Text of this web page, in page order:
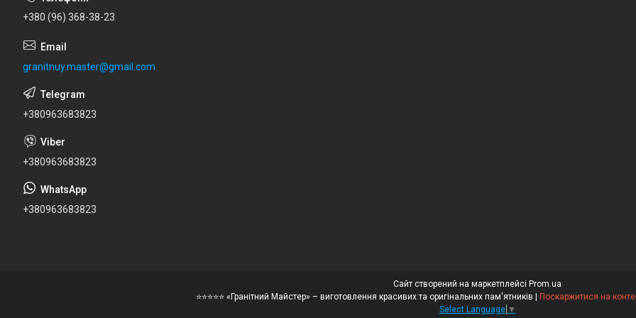
+380 (96) 368-38-23
granitnuy.master@gmail.com
+380963683823
+380963683823
+380963683823
Сайт створений на маркетплейсі Prom.ua
⭐⭐⭐⭐⭐ «Гранітний Майстер» – виготовлення красивих та оригінальних пам'ятників | Поскаржитися на
Select Language ▼